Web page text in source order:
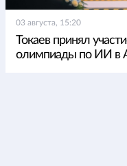
03 августа, 15:20
Токаев принял
олимпиады по ИИ в